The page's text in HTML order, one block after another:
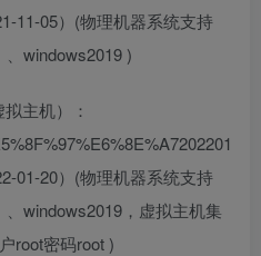
11-05）(物理机器系统支持
windows2019 )
主机）：
01-20）(物理机器系统支持
windows2019，虚拟主机集
root密码root )